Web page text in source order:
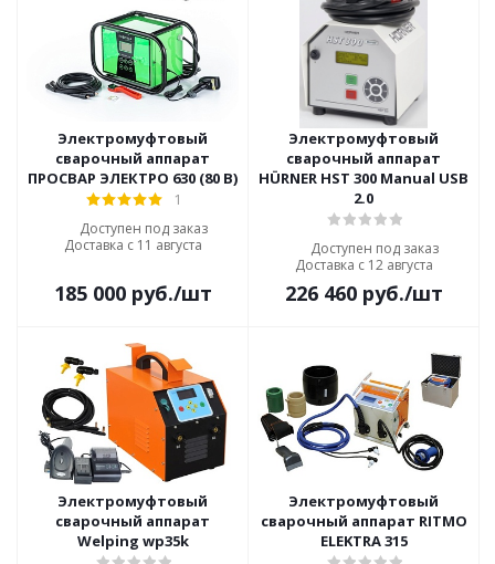
Электромуфтовый
сварочный аппарат
ПРОСВАР ЭЛЕКТРО 630 (80 В)
1
Доступен под заказ
Доставка с 11 августа
185 000руб./шт
Электромуфтовый
сварочный аппарат
HÜRNER HST 300 Manual USB
2.0
Доступен под заказ
Доставка с 12 августа
226 460руб./шт
Электромуфтовый
сварочный аппарат
Welping wp35k
Электромуфтовый
сварочный аппарат RITMO
ELEKTRA 315